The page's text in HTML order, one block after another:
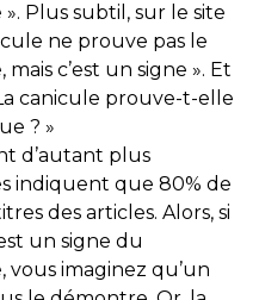
Plus subtil, sur le site
ne prouve pas le
c’est un signe ». Et
canicule prouve-t-elle
? »
d’autant plus
indiquent que 80% de
des articles. Alors, si
un signe du
imaginez qu’un